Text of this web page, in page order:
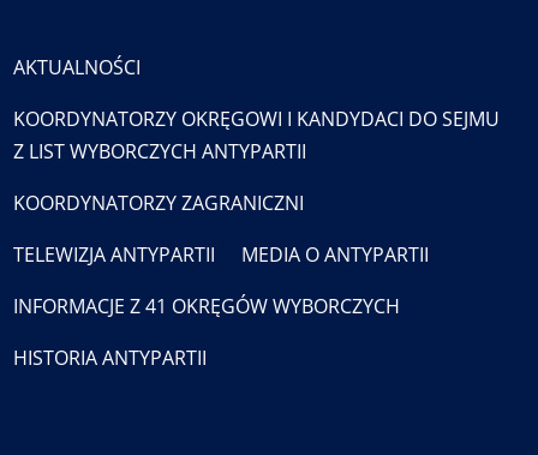
AKTUALNOŚCI
KOORDYNATORZY OKRĘGOWI I KANDYDACI DO SEJMU
Z LIST WYBORCZYCH ANTYPARTII
KOORDYNATORZY ZAGRANICZNI
TELEWIZJA ANTYPARTII
MEDIA O ANTYPARTII
INFORMACJE Z 41 OKRĘGÓW WYBORCZYCH
HISTORIA ANTYPARTII